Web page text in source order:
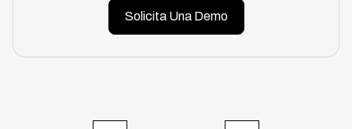
Solicita Una Demo